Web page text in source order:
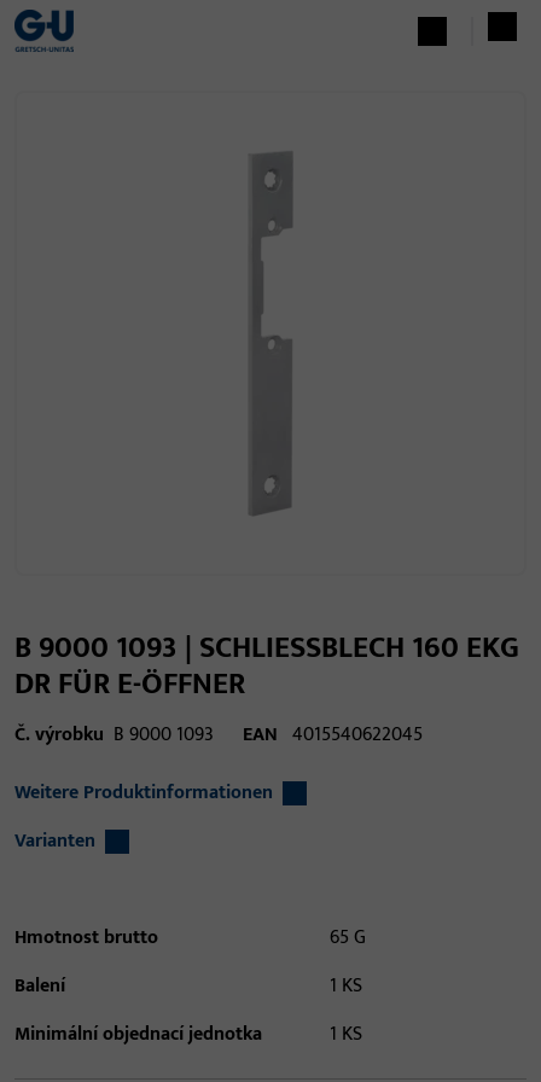
B 9000 1093 | SCHLIESSBLECH 160 EKG
DR FÜR E-ÖFFNER
Č. výrobku B 9000 1093 EAN 4015540622045
Weitere Produktinformationen
Varianten
Hmotnost brutto
65 G
Balení
1 KS
Minimální objednací jednotka
1 KS